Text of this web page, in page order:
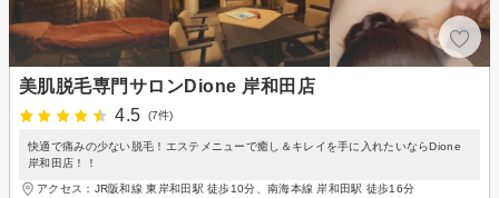
美肌脱毛専門サロンDione 岸和田店
4.5
(7件)
快適で痛みの少ない脱毛！エステメニューで癒し＆キレイを手に入れたいならDione
岸和田店！！
アクセス：JR阪和線 東岸和田駅 徒歩10分、南海本線 岸和田駅 徒歩16分